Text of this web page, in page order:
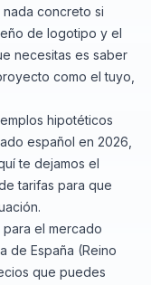
concreto si
de logotipo y el
necesitas es saber
como el tuyo,
hipotéticos
español en 2026,
te dejamos el
tarifas para que
el mercado
de España (Reino
que puedes